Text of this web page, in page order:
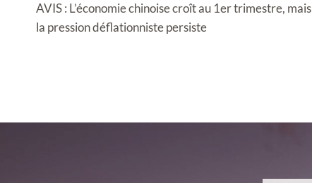
l’article
AVIS : L’économie chinoise croît au 1er trimestre, mais
la pression déflationniste persiste